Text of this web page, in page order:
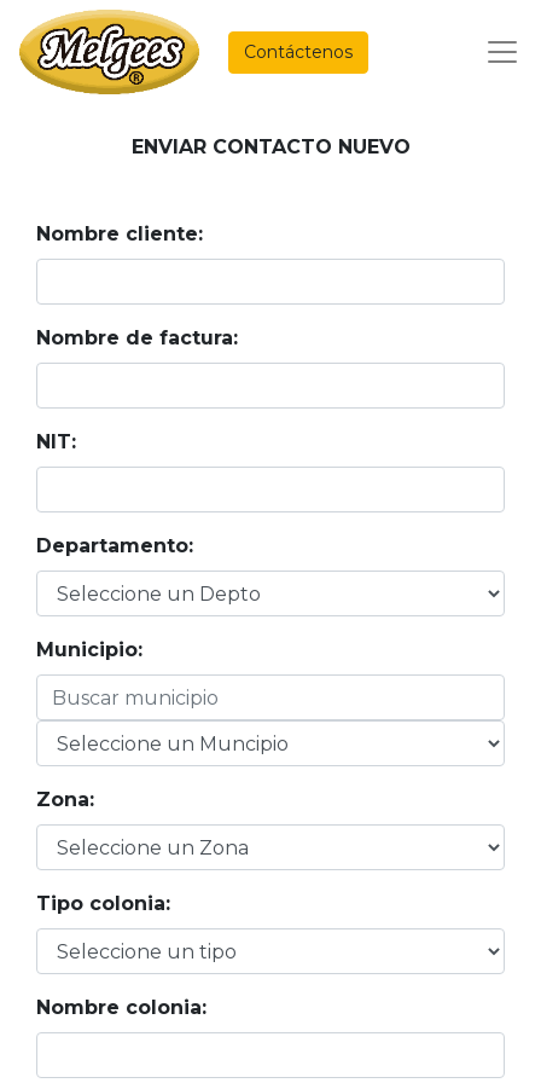
Contáctenos
ENVIAR CONTACTO NUEVO
Nombre cliente:
Nombre de factura:
NIT:
Departamento:
Municipio:
Zona:
Tipo colonia:
Nombre colonia: